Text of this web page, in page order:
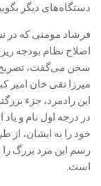
دستگاه‌های دیگر
فرشاد مومنی که در
اصلاح نظام بودجه
میرزا تقی خان امیر
این رادمرد، جزء
در درجه اول نام و یاد
خود را به ایشان، از
رسم این مرد بزرگ را
است.